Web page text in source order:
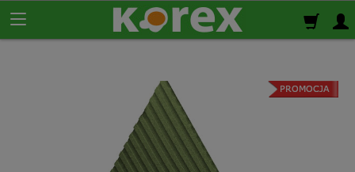
Korek ścienny
Płyty korkowe
Rolki korkowe